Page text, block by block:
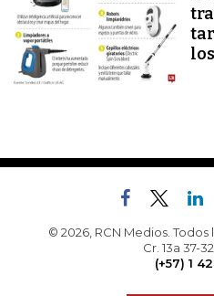
© 2026, RCN Medios.
Cr. 13a 37-
(+57) 1